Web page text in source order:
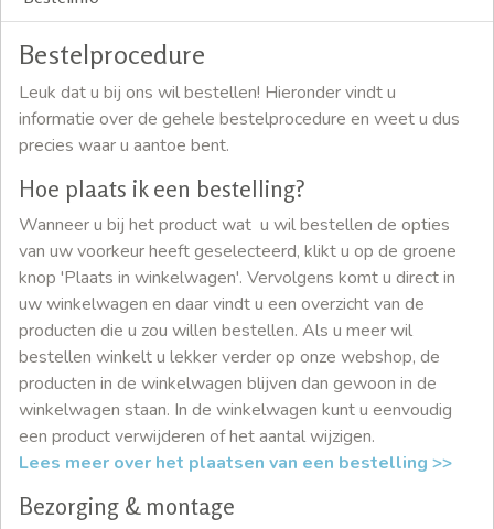
Bestelprocedure
Leuk dat u bij ons wil bestellen! Hieronder vindt u
informatie over de gehele bestelprocedure en weet u dus
precies waar u aantoe bent.
Hoe plaats ik een bestelling?
Wanneer u bij het product wat u wil bestellen de opties
van uw voorkeur heeft geselecteerd, klikt u op de groene
knop 'Plaats in winkelwagen'. Vervolgens komt u direct in
uw winkelwagen en daar vindt u een overzicht van de
producten die u zou willen bestellen. Als u meer wil
bestellen winkelt u lekker verder op onze webshop, de
producten in de winkelwagen blijven dan gewoon in de
winkelwagen staan. In de winkelwagen kunt u eenvoudig
een product verwijderen of het aantal wijzigen.
Lees meer over het plaatsen van een bestelling >>
Bezorging & montage